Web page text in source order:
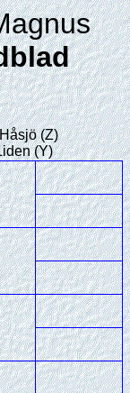
(Z)
(Y)